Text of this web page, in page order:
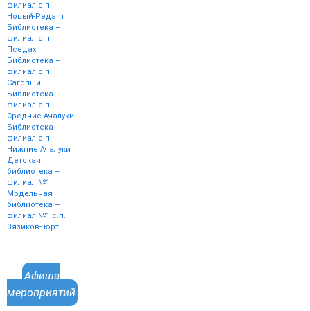
филиал с.п.
Новый-Редант
Библиотека –
филиал с.п.
Пседах
Библиотека –
филиал с.п.
Сагопши
Библиотека –
филиал с.п.
Средние Ачалуки
Библиотека-
филиал с.п.
Нижние Ачалуки
Детская
библиотека –
филиал №1
Модельная
библиотека —
филиал №1 с.п.
Зязиков- юрт
Афиша
мероприятий